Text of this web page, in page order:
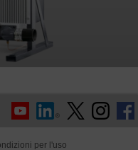
per l'uso